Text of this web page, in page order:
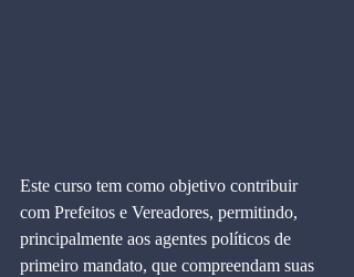
Este curso tem como objetivo contribuir
com Prefeitos e Vereadores, permitindo,
principalmente aos agentes políticos de
primeiro mandato, que compreendam suas